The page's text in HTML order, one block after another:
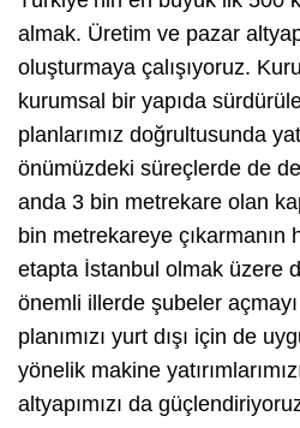
almak. Üretim ve pazar
oluşturmaya çalışıyoruz.
kurumsal bir yapıda
planlarımız doğrultusunda
önümüzdeki süreçlerde de
anda 3 bin metrekare olan
bin metrekareye çıkarmanın
etapta İstanbul olmak üzere
önemli illerde şubeler
planımızı yurt dışı için de
yönelik makine
altyapımızı da